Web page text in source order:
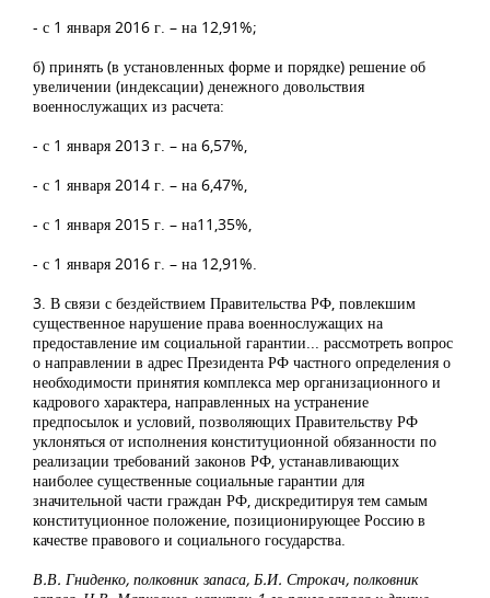
- с 1 января 2016 г. – на 12,91%;
б) принять (в установленных форме и порядке) решение об
увеличении (индексации) денежного довольствия
военнослужащих из расчета:
- с 1 января 2013 г. – на 6,57%,
- с 1 января 2014 г. – на 6,47%,
- с 1 января 2015 г. – на11,35%,
- с 1 января 2016 г. – на 12,91%.
3. В связи с бездействием Правительства РФ, повлекшим
существенное нарушение права военнослужащих на
предоставление им социальной гарантии... рассмотреть вопрос
о направлении в адрес Президента РФ частного определения о
необходимости принятия комплекса мер организационного и
кадрового характера, направленных на устранение
предпосылок и условий, позволяющих Правительству РФ
уклоняться от исполнения конституционной обязанности по
реализации требований законов РФ, устанавливающих
наиболее существенные социальные гарантии для
значительной части граждан РФ, дискредитируя тем самым
конституционное положение, позиционирующее Россию в
качестве правового и социального государства.
В.В. Гниденко, полковник запаса, Б.И. Строкач, полковник